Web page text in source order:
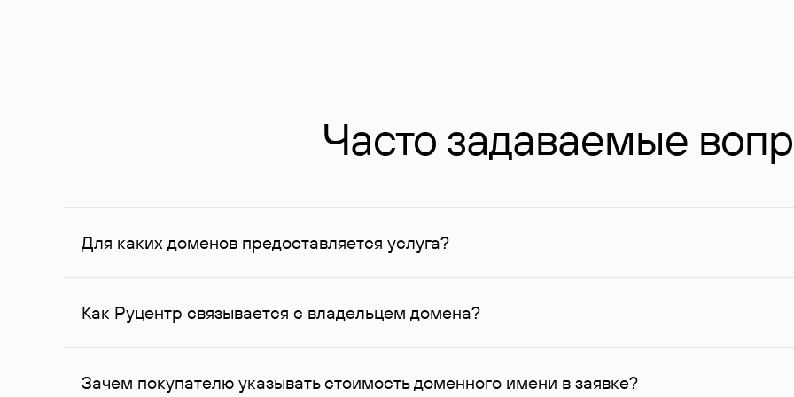
Часто задаваемые
Для каких доменов предоставляется услуга?
Услуга доступна для доменов, зарегистрированных в Руцентре и у других регистраторов. Для доменов,
Как Руцентр связывается с владельцем домена?
Для связи с владельцем домена используются его контактные данные, доступные Руцентру.
Зачем покупателю указывать стоимость доменного имени в заявке?